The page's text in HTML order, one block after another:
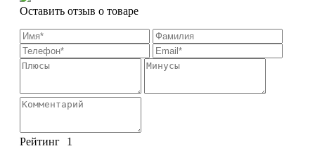
Оставить отзыв о товаре
Рейтинг 1